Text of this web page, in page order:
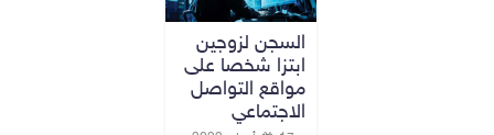
السجن لزوجين
ابتزا شخصا على
مواقع التواصل
الاجتماعي